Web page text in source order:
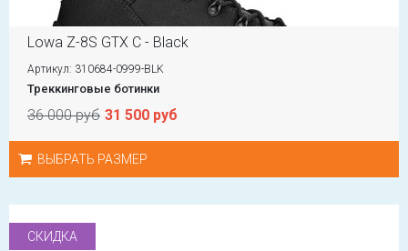
Lowa Z-8S GTX C - Black
Артикул: 310684-0999-BLK
Треккинговые ботинки
36 000 руб 31 500 руб
ВЫБРАТЬ РАЗМЕР
СКИДКА